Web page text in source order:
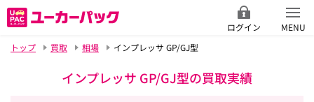
ログイン
MENU
トップ
買取 相場 インプレッサ GP/GJ型
インプレッサ GP/GJ型の買取実績